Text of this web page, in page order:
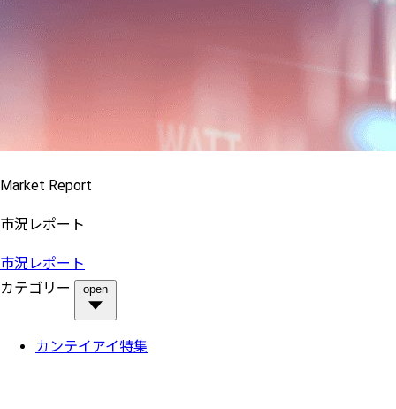
Market Report
市況レポート
市況レポート
カテゴリー
open
カンテイアイ特集